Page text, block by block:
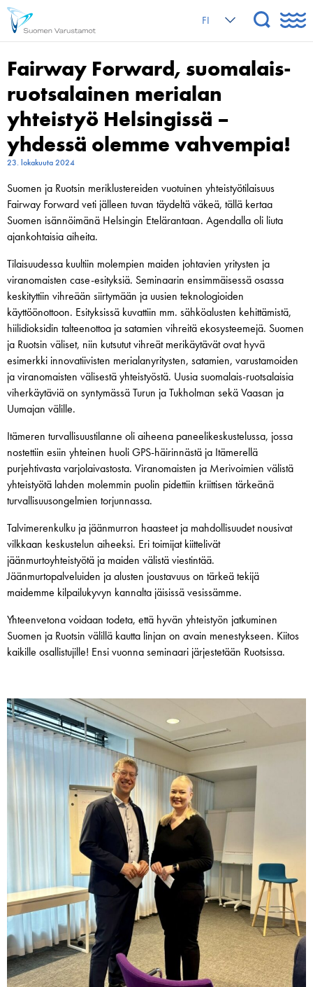
FI
Fairway Forward, suomalais-
ruotsalainen merialan
yhteistyö Helsingissä –
yhdessä olemme vahvempia!
23. lokakuuta 2024
Suomen ja Ruotsin meriklustereiden vuotuinen yhteistyötilaisuus
Fairway Forward veti jälleen tuvan täydeltä väkeä, tällä kertaa
Suomen isännöimänä Helsingin Etelärantaan. Agendalla oli liuta
ajankohtaisia aiheita.
Tilaisuudessa kuultiin molempien maiden johtavien yritysten ja
viranomaisten case-esityksiä. Seminaarin ensimmäisessä osassa
keskityttiin vihreään siirtymään ja uusien teknologioiden
käyttöönottoon. Esityksissä kuvattiin mm. sähköalusten kehittämistä,
hiilidioksidin talteenottoa ja satamien vihreitä ekosysteemejä. Suomen
ja Ruotsin väliset, niin kutsutut vihreät merikäytävät ovat hyvä
esimerkki innovatiivisten merialanyritysten, satamien, varustamoiden
ja viranomaisten välisestä yhteistyöstä. Uusia suomalais-ruotsalaisia
viherkäytäviä on syntymässä Turun ja Tukholman sekä Vaasan ja
Uumajan välille.
Itämeren turvallisuustilanne oli aiheena paneelikeskustelussa, jossa
nostettiin esiin yhteinen huoli GPS-häirinnästä ja Itämerellä
purjehtivasta varjolaivastosta. Viranomaisten ja Merivoimien välistä
yhteistyötä lahden molemmin puolin pidettiin kriittisen tärkeänä
turvallisuusongelmien torjunnassa.
Talvimerenkulku ja jäänmurron haasteet ja mahdollisuudet nousivat
vilkkaan keskustelun aiheeksi. Eri toimijat kiittelivät
jäänmurtoyhteistyötä ja maiden välistä viestintää.
Jäänmurtopalveluiden ja alusten joustavuus on tärkeä tekijä
maidemme kilpailukyvyn kannalta jäisissä vesissämme.
Yhteenvetona voidaan todeta, että hyvän yhteistyön jatkuminen
Suomen ja Ruotsin välillä kautta linjan on avain menestykseen. Kiitos
kaikille osallistujille! Ensi vuonna seminaari järjestetään Ruotsissa.